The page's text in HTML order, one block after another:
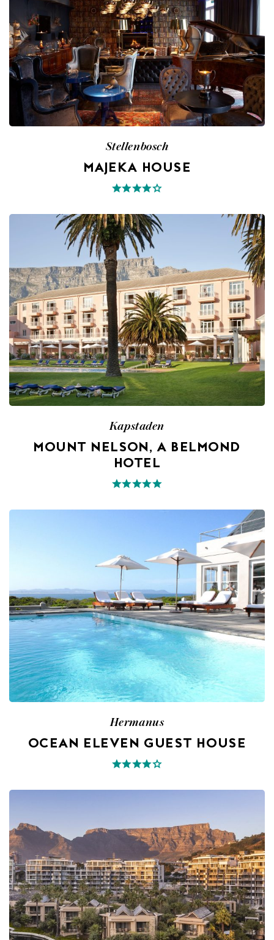
Stellenbosch
MAJEKA HOUSE
Kapstaden
MOUNT NELSON, A BELMOND
HOTEL
Hermanus
OCEAN ELEVEN GUEST HOUSE